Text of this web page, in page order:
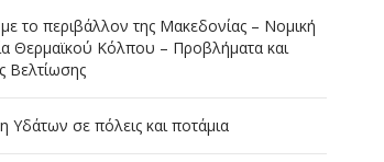
το περιβάλλον της Μακεδονίας – Νομική
Θερμαϊκού Κόλπου – Προβλήματα και
Βελτίωσης
Υδάτων σε πόλεις και ποτάμια